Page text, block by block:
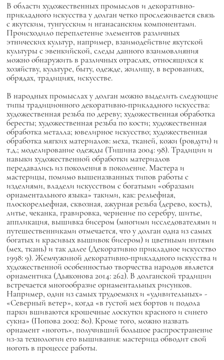
В области художественных промыслов и декоративно-
прикладного искусства у долган четко прослеживается связь
с якутским, тунгусским и нганасанским компонентами.
Происходило переплетение элементов различных
этнических культур, например, взаимодействие якутской
культуры с эвенкийской, следы данного взаимовлияния
можно обнаружить в различных отраслях, относящихся к
хозяйству, культуре, быту, одежде, жилищу, в верованиях,
обрядах, традициях, искусстве.
В народных промыслах у долган можно выделить следующие
типы традиционного декоративно-прикладного искусства:
художественная резьба по дереву; художественная обработка
бересты; художественная резьба по кости; художественная
обработка металла; ювелирное искусство; художественная
обработка мягких материалов: меха, тканей, кожи (ровдуги) и
т.д.; моделирование одежды (Тишина 2004: 98). Традиции и
навыки художественной обработки материалов
передавались из поколения в поколение. Мастера и
мастерицы, помимо вышеназванных типов работы с
изделиями, владели искусством с богатыми «образами
орнаментального языка» такими, как: рельефная,
плоскорельефная, сквозная, ажурная резьба (дерево, кость),
литье, чеканка, гравировка, чернение по серебру, шитье,
аппликация, вышивка бисером (многими исследователями и
путешественниками отмечается, что у долган одна из самых
богатых и красивых вышивок бисером) и цветными нитями
(мех, ткань) и так далее (Декоративно прикладное искусство
1998: 9). Жемчужиной декоративно-прикладного искусства и
художественной особенностью творчества народов является
орнаментика (Дьяконова 2014: 262). В долганской традиции
встречается многообразие орнаментальных рисунков.
Например, один из самых трудоемких и «удивительных» -
«Северный ветер», когда «в густой мех бортов и подола
парки вшиваются крошечные лоскутки красного и синего
сукна» (Попова 2002: 80). Кроме того, можно назвать
орнамент «ноготь», получивший большое распространение
из-за технологии его вышивания: мастерица обводит свой
ноготь в процессе работы.